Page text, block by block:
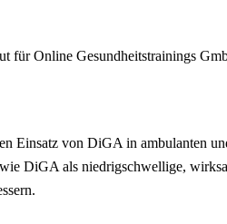
für Online Gesundheitstrainings
von DiGA in ambulanten
DiGA als niedrigschwellige,